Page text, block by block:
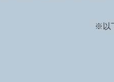
※以